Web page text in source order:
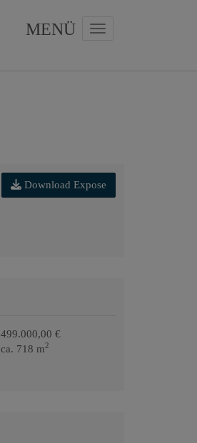
Navigation anzeigen
Download Expose
499.000,00 €
ca. 718 m2